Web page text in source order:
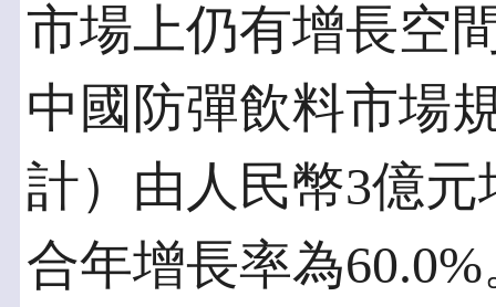
市場上仍有增長空
中國防彈飲料市場
計）由人民幣3億
合年增長率為